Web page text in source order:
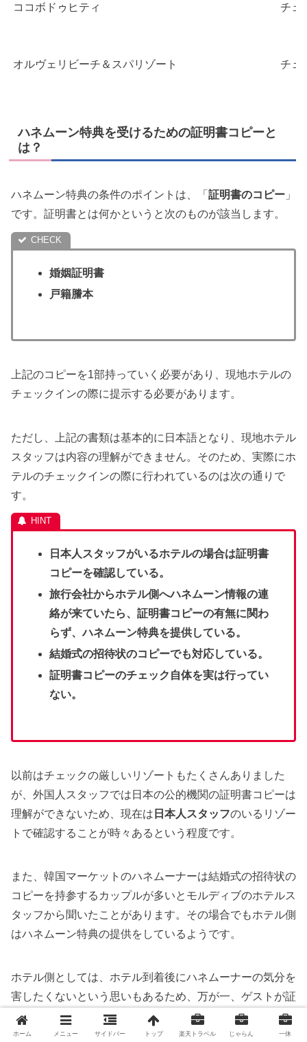
ココボドゥヒティ チェ
オルヴェリビーチ＆スパリゾート チェ
ハネムーン特典を受けるための証明書コピーと
は？
ハネムーン特典の条件のポイントは、「 証明書のコピー 」
です。証明書とは何かというと次のものが該当します。
婚姻証明書
戸籍謄本
上記のコピーを1部持っていく必要があり、現地ホテルの
チェックインの際に提示する必要があります。
ただし、上記の書類は基本的に日本語となり、現地ホテル
スタッフは内容の理解ができません。そのため、実際にホ
テルのチェックインの際に行われているのは次の通りで
す。
日本人スタッフがいるホテルの場合は証明書
コピーを確認している。
旅行会社からホテル側へハネムーン情報の連
絡が来ていたら、証明書コピーの有無に関わ
らず、ハネムーン特典を提供している。
結婚式の招待状のコピーでも対応している。
証明書コピーのチェック自体を実は行ってい
ない。
以前はチェックの厳しいリゾートもたくさんありました
が、外国人スタッフでは日本の公的機関の証明書コピーは
理解ができないため、現在は 日本人スタッフのいるリゾー
トで確認することが時々あるという程度です。
また、韓国マーケットのハネムーナーは結婚式の招待状の
コピーを持参するカップルが多いとモルディブのホテルス
タッフから聞いたことがあります。その場合でもホテル側
はハネムーン特典の提供をしているようです。
ホテル側としては、ホテル到着後にハネムーナーの気分を
害したくないという思いもあるため、万が一、ゲストが証
明書のコピーを持参していなくても対応せざるを得ないと
いう状況が頻繁にあるようです。
ホーム メニュー サイドバー トップ 楽天トラベル じゃらん 一休